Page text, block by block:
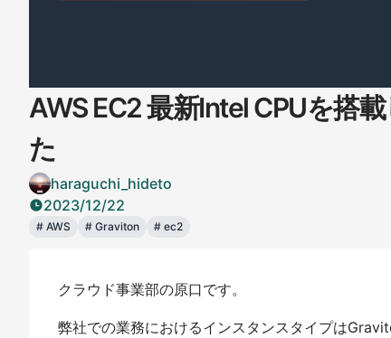
AWS EC2 最新Intel CPUを搭
た
haraguchi_hideto
2023/12/22
# AWS # Graviton # ec2
クラウド事業部の原口です。
弊社での業務におけるインスタンスタイプは